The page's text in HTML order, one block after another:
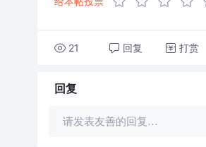
21 回复 打赏
回复
请发表友善的回复…